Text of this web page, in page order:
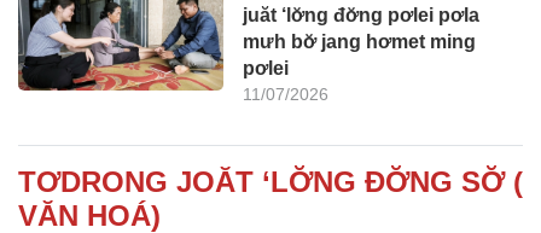
juăt ‘lơ̆ng đơ̆ng pơlei pơla
mưh bơ̆ jang hơmet ming
pơlei
11/07/2026
TƠDRONG JOĂT ‘LƠ̆NG ĐƠ̆NG SƠ̆ (
VĂN HOÁ)